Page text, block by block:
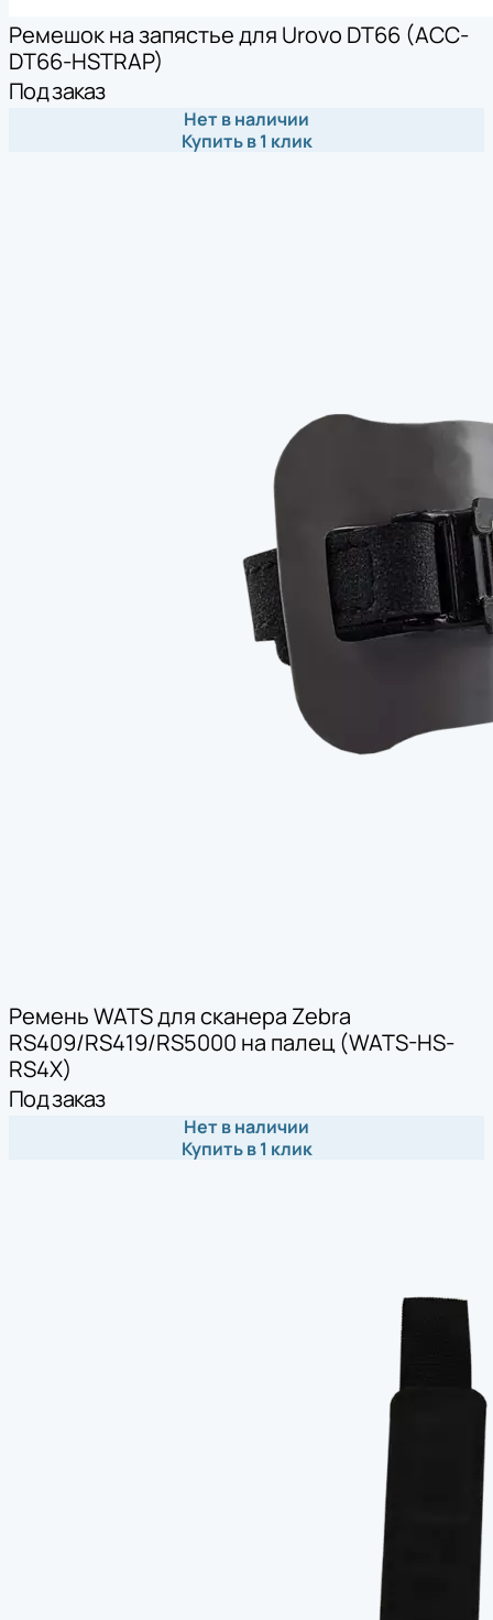
Ремешок на запястье для Urovo DT66 (ACC-
DT66-HSTRAP)
Под заказ
Нет в наличии
Купить в 1 клик
Ремень WATS для сканера Zebra
RS409/RS419/RS5000 на палец (WATS-HS-
RS4X)
Под заказ
Нет в наличии
Купить в 1 клик